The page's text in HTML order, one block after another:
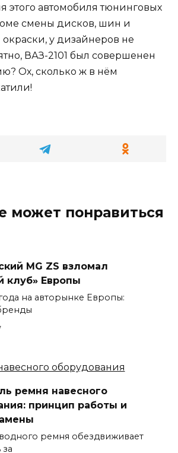
этого автомобиля тюнинговых
смены дисков, шин и
окраски, у дизайнеров не
ВАЗ-2101 был совершенен
Ох, сколько ж в нём
может понравиться
MG ZS взломал
клуб» Европы
на авторынке Европы:
ремня навесного
принцип работы и
ремня обездвиживает